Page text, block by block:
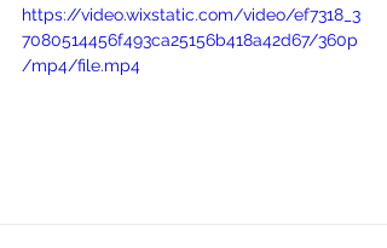
https://video.wixstatic.com/video/ef7318_3
7080514456f493ca25156b418a42d67/360p
/mp4/file.mp4